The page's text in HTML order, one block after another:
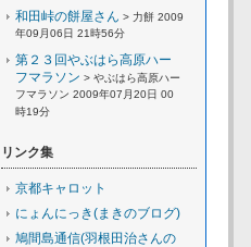
和田峠の餅屋さん > 力餅 2009
年09月06日 21時56分
第２３回やぶはら高原ハー
フマラソン > やぶはら高原ハー
フマラソン 2009年07月20日 00
時19分
リンク集
京都キャロット
にょんにっき(まきのブログ)
鳩間島通信(羽根田治さんの